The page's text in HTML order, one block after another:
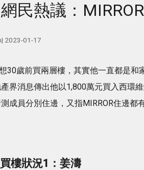
民熱議：
| 2023-01-17
30歲前買兩層樓，其實他一直都是
界消息傳出他以1,800萬元買入西環
成員分別住邊，又指MIRROR住邊都
樓狀況1：姜濤